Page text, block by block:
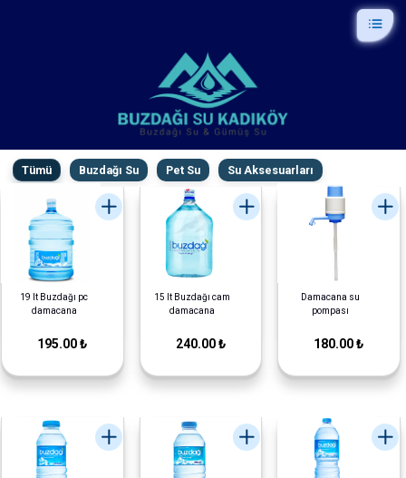
Tümü Buzdağı Su Pet Su Su Aksesuarları
19 lt Buzdağı pc
damacana
195.00 ₺
15 lt Buzdağı cam
damacana
240.00 ₺
Damacana su
pompası
180.00 ₺